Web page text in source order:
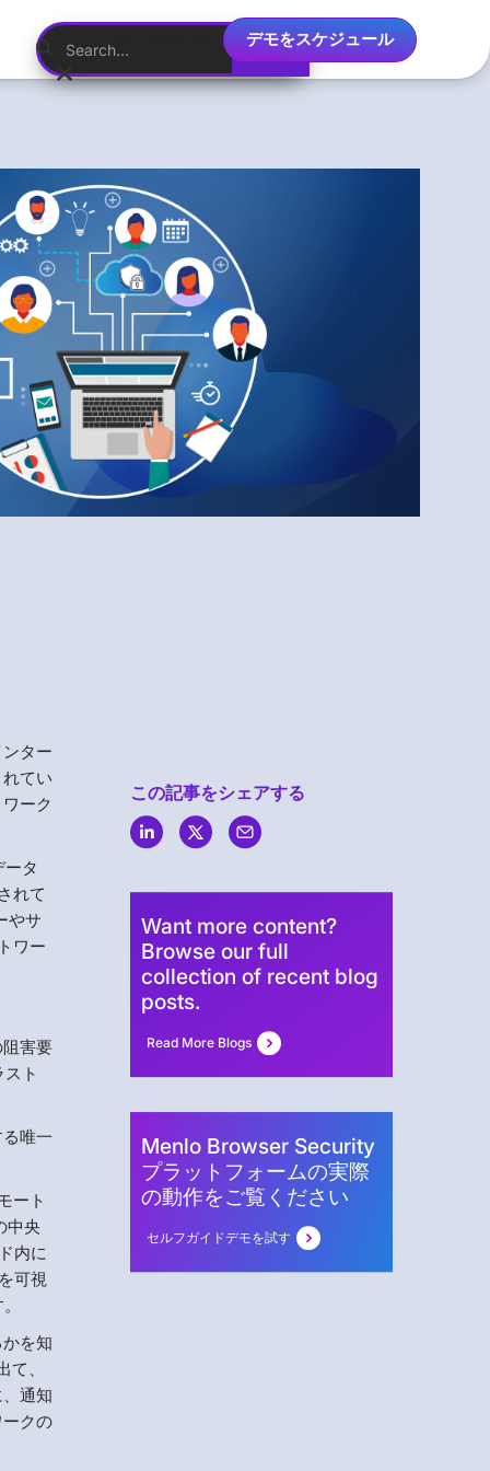
デモをスケジュール
ター
てい
ーク
タ
れて
やサ
ワー
害要
ト
唯一
ート
中央
内に
可視
を知
て、
通知
クの
この記事をシェアする
Want more content?
Browse our full
collection of recent blog
posts.
Read More Blogs
Menlo Browser Security
プラットフォームの実際
の動作をご覧ください
セルフガイドデモを試す